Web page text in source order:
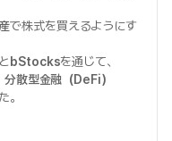
で株式を買えるようにす
と bStocksを通じて、
分散型金融（DeFi）
。